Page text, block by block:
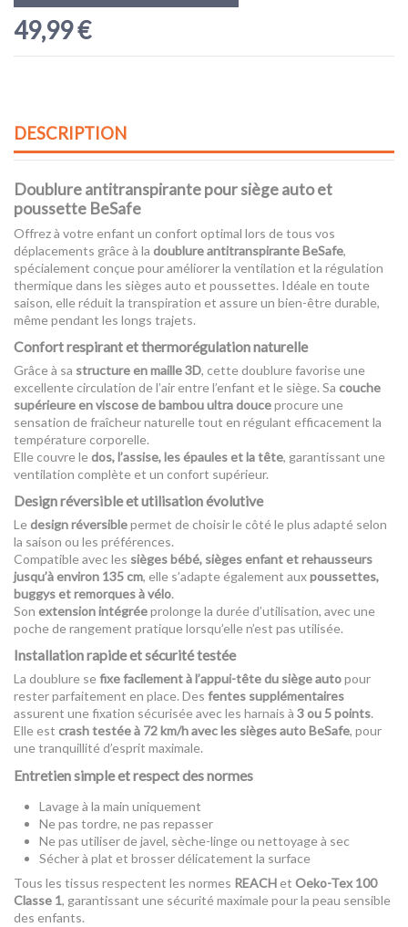
49,99 €
DESCRIPTION
Doublure antitranspirante pour siège auto et
poussette BeSafe
Offrez à votre enfant un confort optimal lors de tous vos
déplacements grâce à la doublure antitranspirante BeSafe,
spécialement conçue pour améliorer la ventilation et la régulation
thermique dans les sièges auto et poussettes. Idéale en toute
saison, elle réduit la transpiration et assure un bien-être durable,
même pendant les longs trajets.
Confort respirant et thermorégulation naturelle
Grâce à sa structure en maille 3D, cette doublure favorise une
excellente circulation de l’air entre l’enfant et le siège. Sa couche
supérieure en viscose de bambou ultra douceprocure une
sensation de fraîcheur naturelle tout en régulant efficacement la
température corporelle.
Elle couvre le dos, l’assise, les épaules et la tête, garantissant une
ventilation complète et un confort supérieur.
Design réversible et utilisation évolutive
Le design réversiblepermet de choisir le côté le plus adapté selon
la saison ou les préférences.
Compatible avec les sièges bébé, sièges enfant et rehausseurs
jusqu’à environ 135 cm, elle s’adapte également auxpoussettes,
buggys et remorques à vélo.
Son extension intégréeprolonge la durée d’utilisation, avec une
poche de rangement pratique lorsqu’elle n’est pas utilisée.
Installation rapide et sécurité testée
La doublure sefixe facilement à l’appui-tête du siège autopour
rester parfaitement en place. Des fentes supplémentaires
assurent une fixation sécurisée avec les harnais à 3 ou 5 points.
Elle est crash testée à 72 km/h avec les sièges auto BeSafe, pour
une tranquillité d’esprit maximale.
Entretien simple et respect des normes
Lavage à la main uniquement
Ne pas tordre, ne pas repasser
Ne pas utiliser de javel, sèche-linge ou nettoyage à sec
Sécher à plat et brosser délicatement la surface
Tous les tissus respectent les normes REACH et Oeko-Tex 100
Classe 1, garantissant une sécurité maximale pour la peau sensible
des enfants.